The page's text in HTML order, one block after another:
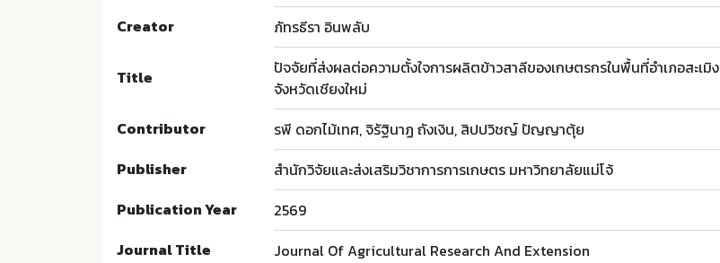
Creator
ภัทรธีรา อินพลับ
Title
ปัจจัยที่ส่งผลต่อความตั้งใจการผลิตข้าวสาลีของเกษตรกรในพื้นที่อำเภอสะเมิง
จังหวัดเชียงใหม่
Contributor
รพี ดอกไม้เทศ, จิรัฐินาฏ ถังเงิน, สิปปวิชญ์ ปัญญาตุ้ย
Publisher
สำนักวิจัยและส่งเสริมวิชาการการเกษตร มหาวิทยาลัยแม่โจ้
Publication Year
2569
Journal Title
Journal Of Agricultural Research And Extension